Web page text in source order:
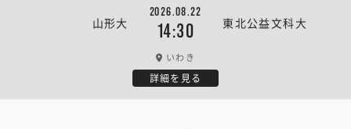
山形大
2026.08.22
14:30 東北公益文科大
いわき
詳細を見る